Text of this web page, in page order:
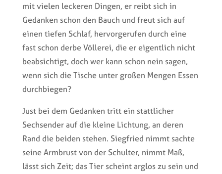
mit vielen leckeren Dingen, er reibt sich in
Gedanken schon den Bauch und freut sich auf
einen tiefen Schlaf, hervorgerufen durch eine
fast schon derbe Völlerei, die er eigentlich nicht
beabsichtigt, doch wer kann schon nein sagen,
wenn sich die Tische unter großen Mengen Essen
durchbiegen?
Just bei dem Gedanken tritt ein stattlicher
Sechsender auf die kleine Lichtung, an deren
Rand die beiden stehen. Siegfried nimmt sachte
seine Armbrust von der Schulter, nimmt Maß,
lässt sich Zeit; das Tier scheint arglos zu sein und